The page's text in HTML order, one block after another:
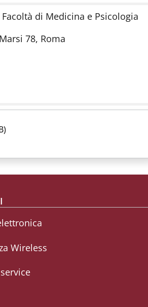
di Medicina e Psicologia
78, Roma
Wireless